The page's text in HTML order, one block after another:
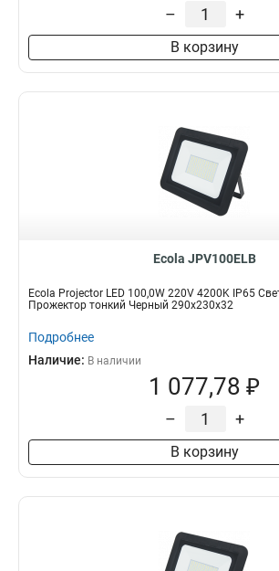
– +
В корзину
Ecola JPV100ELB
Ecola Projector LED 100,0W 220V 4200K IP65
Прожектор тонкий Черный 290x230x32
Подробнее
Наличие: В наличии
1 077,78 ₽
– +
В корзину